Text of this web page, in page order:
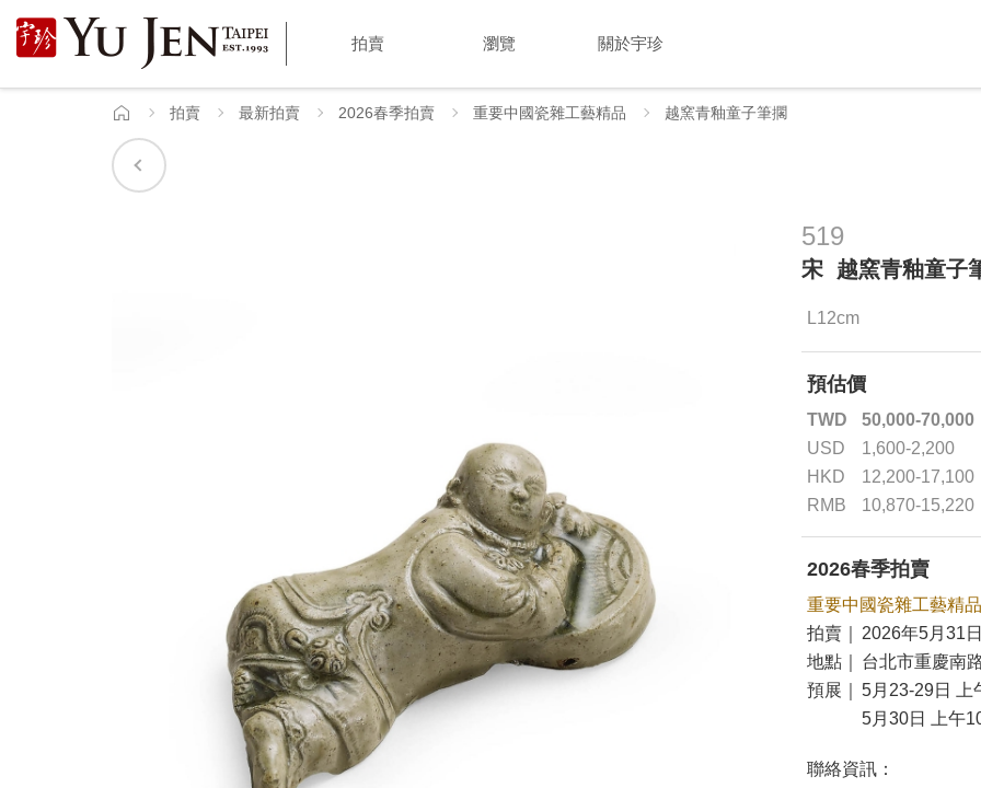
宇
珍
拍賣 瀏覽 關於宇珍
首
頁
拍賣 最新拍賣 2026春季拍賣 重要中國瓷雜工藝精品 越窯青釉童子筆擱
519
宋 越窯青釉童子
L12cm
預估價
TWD
50,000-70,000
USD
1,600-2,200
HKD
12,200-17,100
RMB
10,870-15,220
2026春季拍賣
重要中國瓷雜工藝精品
拍賣｜
2026年5月31
地點｜
台北市重慶南
預展｜
5月23-29日 上
5月30日 上午
聯絡資訊：